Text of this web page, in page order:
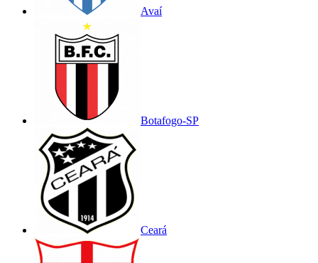
Avaí
Botafogo-SP
Ceará